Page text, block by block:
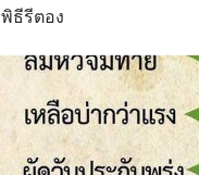
พิธีรีตอง